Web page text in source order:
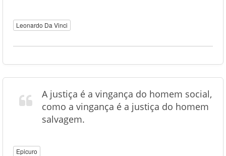
Leonardo Da Vinci
A justiça é a vingança do homem social,
como a vingança é a justiça do homem
salvagem.
Epicuro